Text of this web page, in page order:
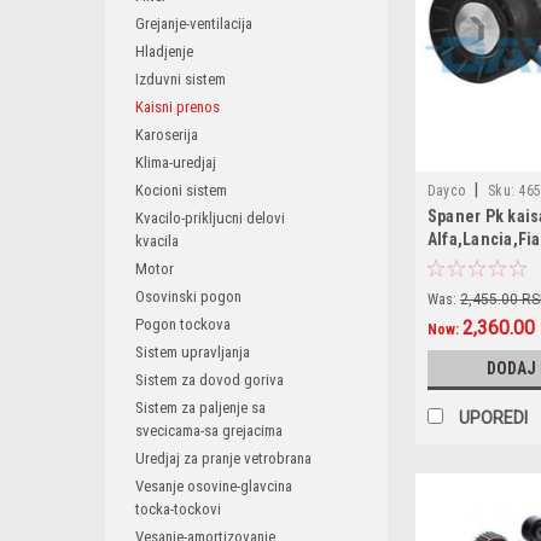
Grejanje-ventilacija
Hladjenje
Izduvni sistem
Kaisni prenos
Karoserija
Klima-uredjaj
Kocioni sistem
Kvacilo-prikljucni delovi
kvacila
Motor
Osovinski pogon
Pogon tockova
Sistem upravljanja
Sistem za dovod goriva
Sistem za paljenje sa
svecicama-sa grejacima
Uredjaj za pranje vetrobrana
Vesanje osovine-glavcina
tocka-tockovi
Vesanje-amortizovanje
Dayco Sku:
534010120 /
1754079J50000 /
70922392 / T0208
/ QTA1134 /
T404927 /
Spaner Pk
Was: 2,455.00
Now: 2,360.00
DODAJ
UPOREDI